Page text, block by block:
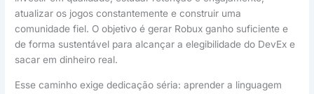
atualizar os jogos constantemente e construir uma
comunidade fiel. O objetivo é gerar Robux ganho suficiente e
de forma sustentável para alcançar a elegibilidade do DevEx e
sacar em dinheiro real.
Esse caminho exige dedicação séria: aprender a linguagem